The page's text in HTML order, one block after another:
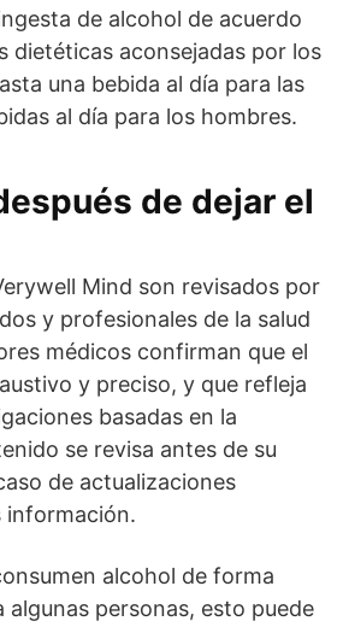
de alcohol de acuerdo
dietéticas aconsejadas por los
una bebida al día para las
al día para los hombres.
de dejar el
Mind son revisados por
y profesionales de la salud
médicos confirman que el
y preciso, y que refleja
basadas en la
se revisa antes de su
de actualizaciones
información.
alcohol de forma
algunas personas, esto puede